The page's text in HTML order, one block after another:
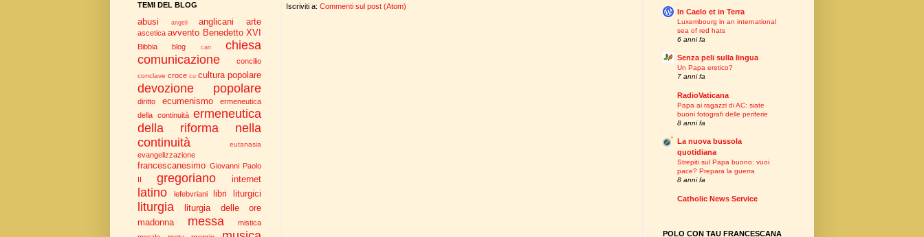
Iscriviti a: Commenti sul post (Atom)
TEMI DEL BLOG
abusi angeli anglicani arte
ascetica avvento Benedetto XVI
Bibbia blog can
chiesa
comunicazione
concilio
conclave croce cu cultura popolare
devozione popolare
diritto ecumenismo
ermeneutica
della continuità ermeneutica
della riforma nella
continuità
eutanasia
evangelizzazione
francescanesimo Giovanni Paolo
gregoriano internet
latino lefebvriani libri liturgici
liturgia
liturgia delle ore
madonna
messa
mistica
In Caelo et in Terra
Luxembourg in an international
sea of red hats
6 anni fa
Senza peli sulla lingua
Un Papa eretico?
7 anni fa
RadioVaticana
Papa ai ragazzi di AC: siate
buoni fotografi delle periferie
8 anni fa
La nuova bussola
quotidiana
Strepiti sul Papa buono: vuoi
pace? Prepara la guerra
8 anni fa
Catholic News Service
POLO CON TAU FRANCESCANA